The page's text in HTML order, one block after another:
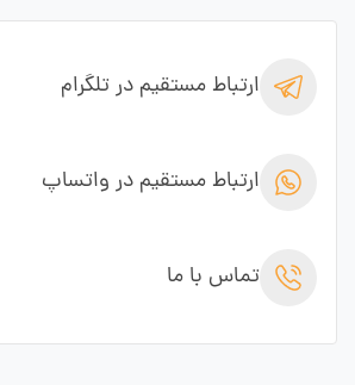
ارتباط مستقیم در تلگرام
ارتباط مستقیم در واتساپ
تماس با ما